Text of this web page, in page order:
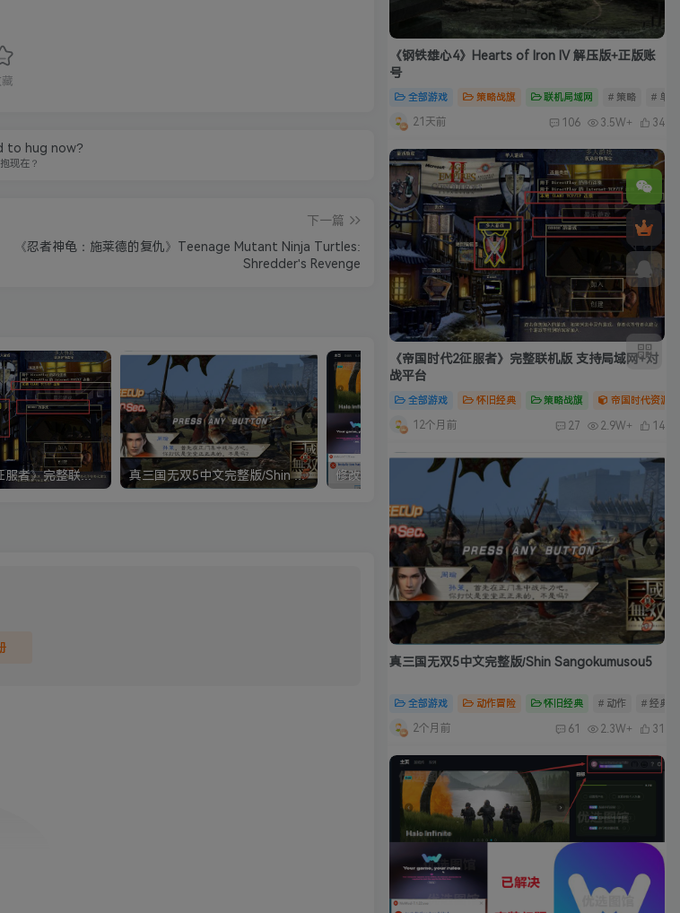
to hug now?
现在？
下一篇
《忍者神龟：施莱德的复仇》Teenage Mutant Ninja Turtles:
Shredder's Revenge
《帝国时代2征服者》完整联机版 支持局域网+对战平台 真三国无双5中文完整版/Shin Sangokumusou5 修改器：Wemod（Wand）高级会员版 2026最新破解版 附带解决无法安装问题
《钢铁雄心4》Hearts of Iron IV 解压版+正版账
号
全部游戏 策略战旗 联机局域网 # 策略 # 单
21天前 106 3.5W+ 34
《帝国时代2征服者》完整联机版 支持局域网+对
战平台
全部游戏 怀旧经典 策略战旗 帝国时代资源
12个月前 27 2.9W+ 14
真三国无双5中文完整版/Shin Sangokumusou5
全部游戏 动作冒险 怀旧经典 # 动作 # 经典
2个月前 61 2.3W+ 31